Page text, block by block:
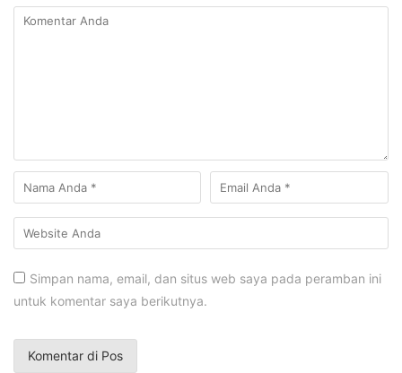
Simpan nama, email, dan situs web saya pada peramban ini
untuk komentar saya berikutnya.